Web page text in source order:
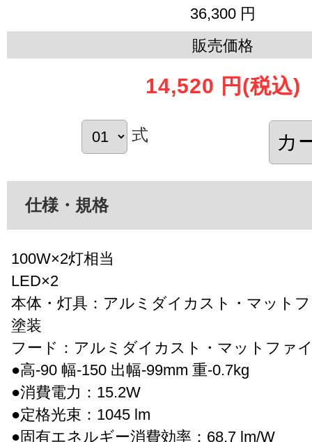
36,300 円
販売価格
14,520 円 (税込)
式
仕様・規格
100W×2灯相当
LED×2
本体・灯具：アルミダイカスト・マット
塗装
フード：アルミダイカスト・マットファ
●高-90 幅-150 出幅-99mm 重-0.7kg
●消費電力：15.2W
●定格光束：1045 lm
●固有エネルギー消費効率：68.7 lm/W